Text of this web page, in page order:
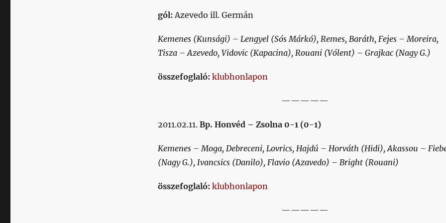
gól:Azevedo ill. Germán
Kemenes (Kunsági) – Lengyel (Sós Márkó), Remes, Baráth, Fejes – Moreira,
Tisza – Azevedo, Vidovic (Kapacina), Rouani (Vólent) – Grajkac (Nagy G.)
összefoglaló: klubhonlapon
—————
2011.02.11. Bp. Honvéd – Zsolna 0-1 (0-1)
Kemenes – Moga, Debreceni, Lovrics, Hajdú – Horváth (Hidi), Akassou –
(Nagy G.), Ivancsics (Danilo), Flavio (Azavedo) – Bright (Rouani)
összefoglaló: klubhonlapon
—————